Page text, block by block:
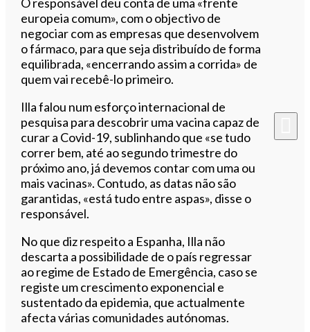
europeia comum», com o objectivo de
negociar com as empresas que desenvolvem
o fármaco, para que seja distribuído de forma
equilibrada, «encerrando assim a corrida» de
quem vai recebê-lo primeiro.
Illa falou num esforço internacional de
pesquisa para descobrir uma vacina capaz de
curar a Covid-19, sublinhando que «se tudo
correr bem, até ao segundo trimestre do
próximo ano, já devemos contar com uma ou
mais vacinas». Contudo, as datas não são
garantidas, «está tudo entre aspas», disse o
responsável.
No que diz respeito a Espanha, Illa não
descarta a possibilidade de o país regressar
ao regime de Estado de Emergência, caso se
registe um crescimento exponencial e
sustentado da epidemia, que actualmente
afecta várias comunidades autónomas.